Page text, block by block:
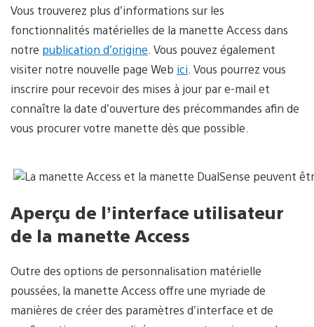
Vous trouverez plus d’informations sur les
fonctionnalités matérielles de la manette Access dans
notre publication d’origine. Vous pouvez également
visiter notre nouvelle page Web ici. Vous pourrez vous
inscrire pour recevoir des mises à jour par e-mail et
connaître la date d’ouverture des précommandes afin de
vous procurer votre manette dès que possible.
Aperçu de l’interface utilisateur
de la manette Access
Outre des options de personnalisation matérielle
poussées, la manette Access offre une myriade de
manières de créer des paramètres d’interface et de